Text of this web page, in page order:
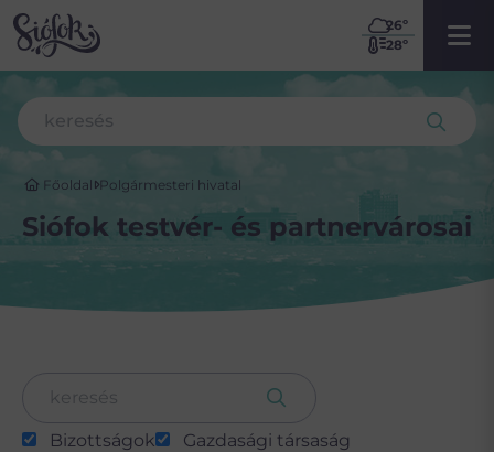
26º
28º
Főoldal Polgármesteri hivatal
Siófok testvér- és partnervárosai
Bizottságok
Gazdasági társaság